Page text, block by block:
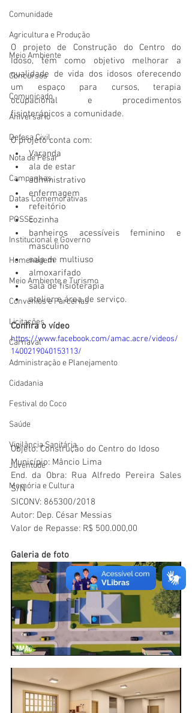
Comunidade
Agricultura e Produção
Meio Ambiente
Concursos
Comunicado
Aniversário
Defesa Civil
Nota de Pesar
Campanhas
Datas Comemorativas
POSSE
Institucional e Governo
Homenagem
Meio Ambiente e Turismo
Convênios e Parcerias
Licitações
Carnaval
Administração e Planejamento
Cidadania
Festival do Coco
Saúde
Vigilãncia Sanitária
Juventude
Memória e Cultura
O projeto de Construção do Centro do
Idoso, tem como objetivo melhorar a
qualidade de vida dos idosos oferecendo
um espaço para cursos, terapia
ocupacional e procedimentos
fisioterápicos a comunidade.
O projeto conta com:
Varanda
ala de estar
administrativo
enfermagem
refeitório
cozinha
banheiros acessíveis feminino e
masculino
sala de multiuso
almoxarifado
sala de fisioterapia
atelier e área de serviço.
Confira o vídeo
https://www.facebook.com/amac.acre/videos/
1400219040153113/
Objeto: Construção do Centro do Idoso
Município: Mâncio Lima
End. da Obra: Rua Alfredo Pereira Sales
S/N
SICONV: 865300/2018
Autor: Dep. César Messias
Valor de Repasse: R$ 500.000,00
Galeria de foto